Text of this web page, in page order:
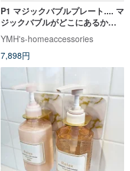
P1 マジックバブルプレート.... マ
ジックバブルがどこにあるか探
せ!!
YMH's-homeaccessories
7,898円